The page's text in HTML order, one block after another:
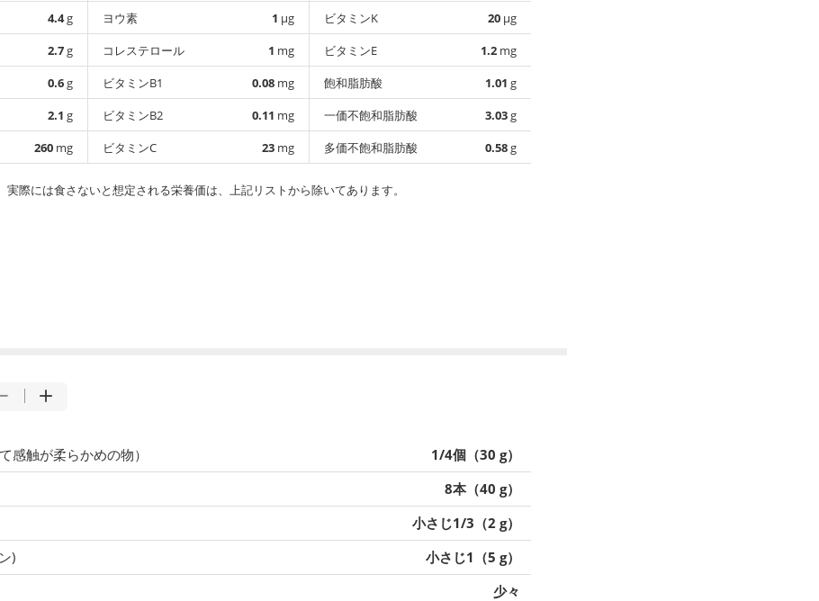
4.4g
2.7g
0.6g
2.1 g
260 mg
ヨウ素
1 µg
コレステロール
1 mg
ビタミンB1
0.08 mg
ビタミンB2
0.11 mg
ビタミンC
23 mg
ビタミンK
20 µg
ビタミンE
1.2 mg
飽和脂肪酸
1.01 g
一価不飽和脂肪酸
3.03g
多価不飽和脂肪酸
0.58g
際には食さないと想定される栄養価は、上記リストから除いてあります。
感触が柔らかめの物）
1/4個（30 g）
8本（40 g）
小さじ1/3（2 g）
)
小さじ1（5 g）
少々